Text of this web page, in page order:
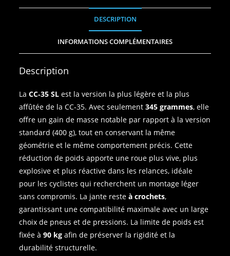
DESCRIPTION
INFORMATIONS COMPLÉMENTAIRES
Description
LaCC‑35 SL est la version la plus légère et la plus
affûtée de la CC‑35. Avec seulement345 grammes, elle
offre un gain de masse notable par rapport à la version
standard (400 g), tout en conservant la même
géométrie et le même comportement précis. Cette
réduction de poids apporte une roue plus vive, plus
explosive et plus réactive dans les relances, idéale
pour les cyclistes qui recherchent un montage léger
sans compromis. La jante resteà crochets,
garantissant une compatibilité maximale avec un large
choix de pneus et de pressions. La limite de poids est
fixée à90 kg afin de préserver la rigidité et la
durabilité structurelle.